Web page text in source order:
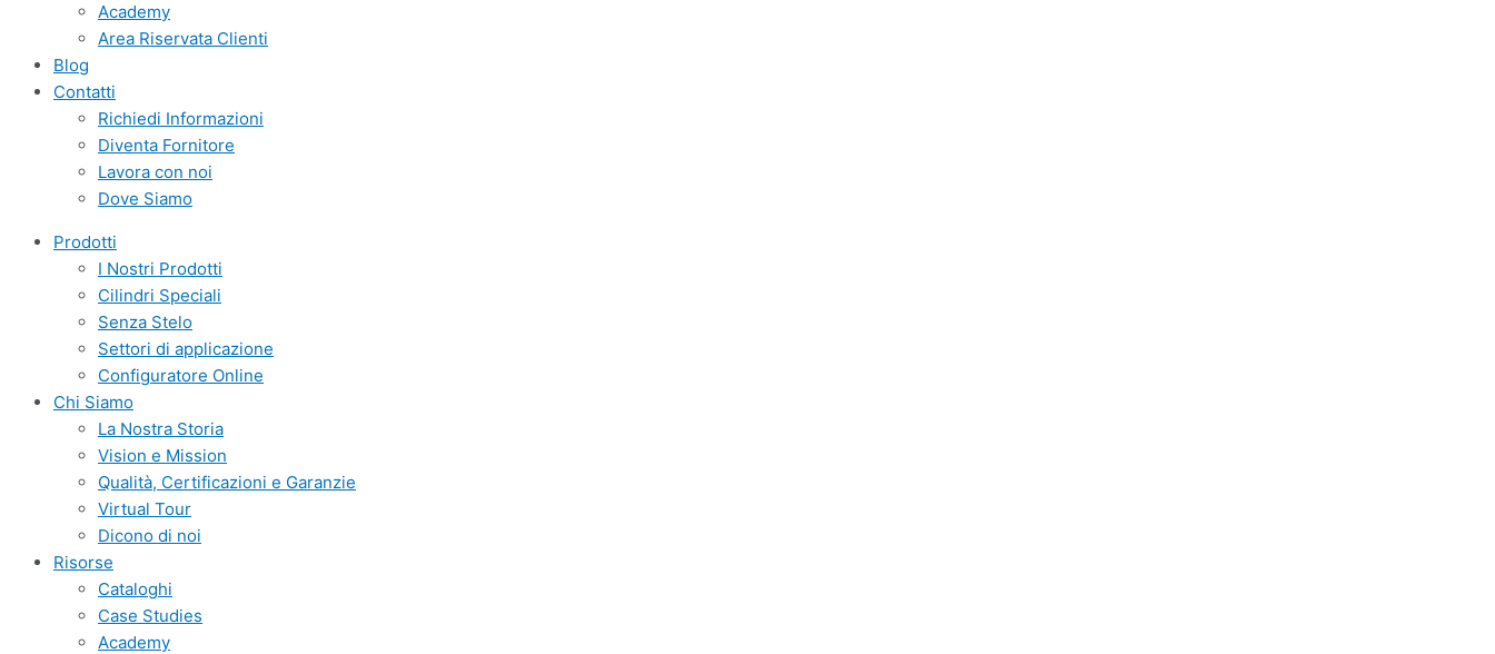
Academy
Area Riservata Clienti
Blog
Contatti
Richiedi Informazioni
Diventa Fornitore
Lavora con noi
Dove Siamo
Prodotti
I Nostri Prodotti
Cilindri Speciali
Senza Stelo
Settori di applicazione
Configuratore Online
Chi Siamo
La Nostra Storia
Vision e Mission
Qualità, Certificazioni e Garanzie
Virtual Tour
Dicono di noi
Risorse
Cataloghi
Case Studies
Academy